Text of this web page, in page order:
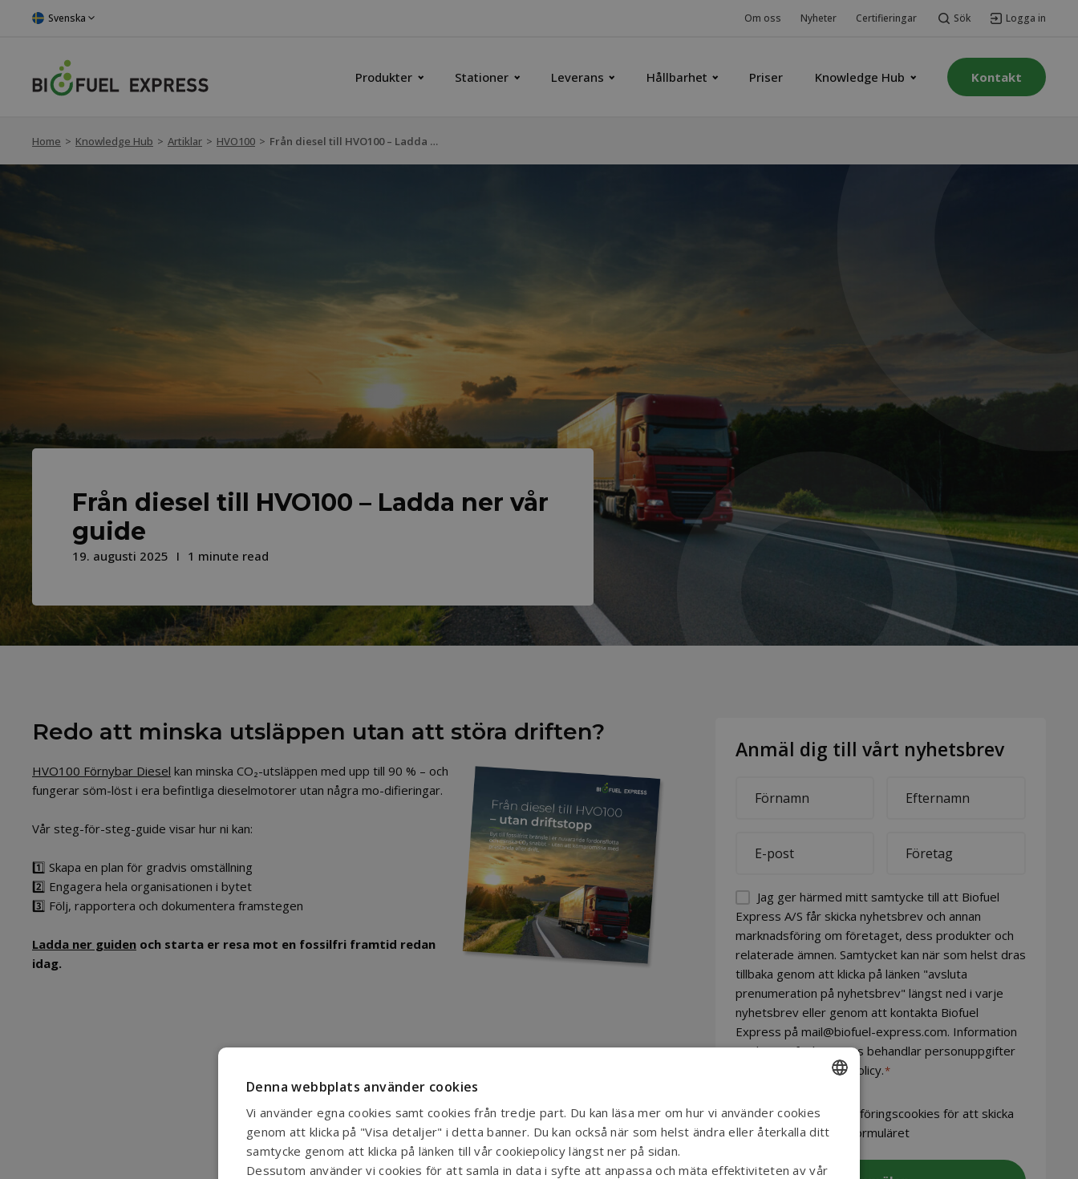
Svenska Om oss Nyheter Certifieringar Sök Logga in
Produkter Stationer Leverans Hållbarhet Priser Knowledge Hub Kontakt
Home > Knowledge Hub > Artiklar > HVO100 > Från diesel till HVO100 – Ladda ner vår guide
Från diesel till HVO100 – Ladda ner vår
guide
19. augusti 2025 1 minute read
Redo att minska utsläppen utan att störa driften?
HVO100 Förnybar Diesel kan minska CO₂-utsläppen med upp till 90 % – och
fungerar söm-löst i era befintliga dieselmotorer utan några mo-difieringar.
Vår steg-för-steg-guide visar hur ni kan:
1️⃣ Skapa en plan för gradvis omställning
2️⃣ Engagera hela organisationen i bytet
3️⃣ Följ, rapportera och dokumentera framstegen
Ladda ner guiden och starta er resa mot en fossilfri framtid redan
idag.
Anmäl dig till vårt nyhetsbrev
name
name
mail
Permission
(visible)
*
Jag ger härmed mitt samtycke till att Biofuel
Express A/S får skicka nyhetsbrev och annan
marknadsföring om företaget, dess produkter och
relaterade ämnen. Samtycket kan när som helst dras
tillbaka genom att klicka på länken "avsluta
prenumeration på nyhetsbrev" längst ned i varje
nyhetsbrev eller genom att kontakta Biofuel
Express på mail@biofuel-express.com. Information
om hur Biofuel Express behandlar personuppgifter
finns i vår integritetspolicy.*
Accepteramarknadsföringscookies för att skicka
formuläret
ENGLISH
DANISH
GERMAN
Denna webbplats använder cookies
Vi använder egna cookies samt cookies från tredje part. Du kan läsa mer om hur vi använder cookies
genom att klicka på "Visa detaljer" i detta banner. Du kan också när som helst ändra eller återkalla ditt
samtycke genom att klicka på länken till vår cookiepolicy längst ner på sidan.
Dessutom använder vi cookies för att samla in data i syfte att anpassa och mäta effektiviteten av vår